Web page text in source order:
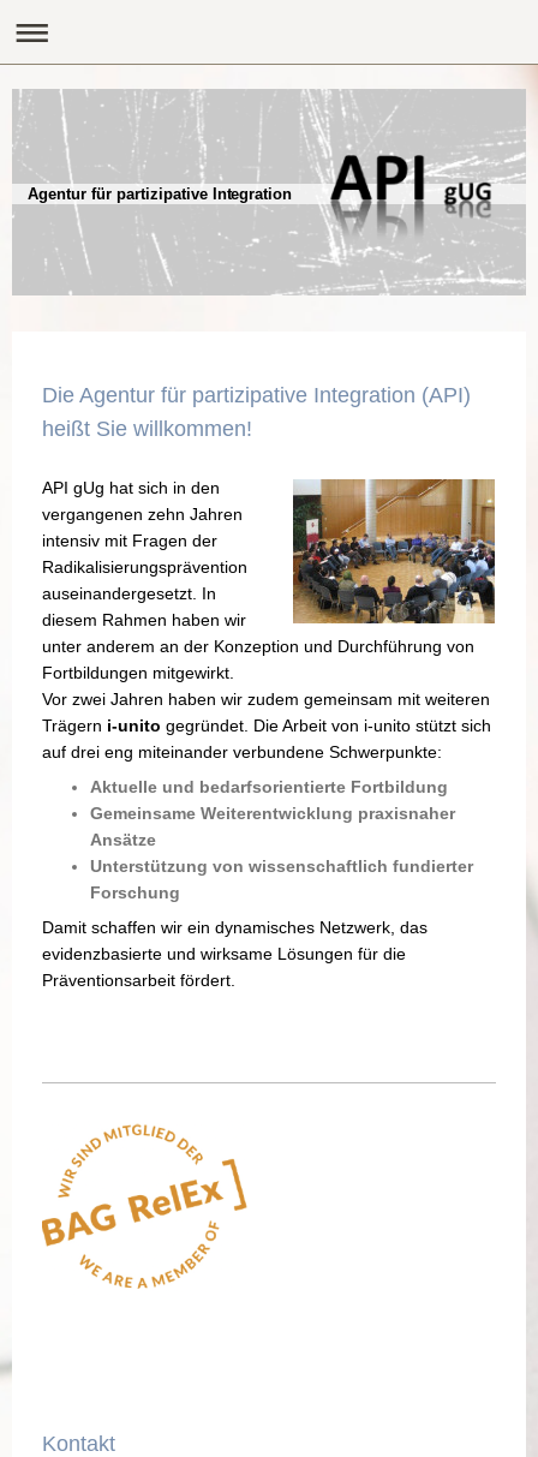
Agentur für partizipative Integration
Die Agentur für partizipative Integration (API)
heißt Sie willkommen!
API gUg hat sich in den
vergangenen zehn Jahren
intensiv mit Fragen der
Radikalisierungsprävention
auseinandergesetzt. In
diesem Rahmen haben wir
unter anderem an der Konzeption und Durchführung von
Fortbildungen mitgewirkt.
Vor zwei Jahren haben wir zudem gemeinsam mit weiteren
Trägern i-unito gegründet. Die Arbeit von i-unito stützt sich
auf drei eng miteinander verbundene Schwerpunkte:
Aktuelle und bedarfsorientierte Fortbildung
Gemeinsame Weiterentwicklung praxisnaher
Ansätze
Unterstützung von wissenschaftlich fundierter
Forschung
Damit schaffen wir ein dynamisches Netzwerk, das
evidenzbasierte und wirksame Lösungen für die
Präventionsarbeit fördert.
Kontakt